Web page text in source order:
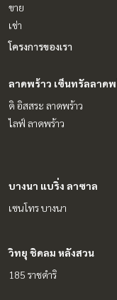
ขาย
เช่า
โครงการของเรา
ลาดพร้าว เซ็นทรัลลาดพ
ดิ อิสสระ ลาดพร้าว
ไลฟ์ ลาดพร้าว
บางนา แบริ่ง ลาซาล
เซนโทร บางนา
วิทยุ ชิดลม หลังสวน
185 ราชดำริ